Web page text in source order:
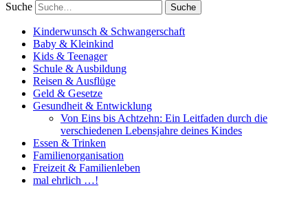
Suche
Kinderwunsch & Schwangerschaft
Baby & Kleinkind
Kids & Teenager
Schule & Ausbildung
Reisen & Ausflüge
Geld & Gesetze
Gesundheit & Entwicklung
Von Eins bis Achtzehn: Ein Leitfaden durch die
verschiedenen Lebensjahre deines Kindes
Essen & Trinken
Familienorganisation
Freizeit & Familienleben
mal ehrlich …!